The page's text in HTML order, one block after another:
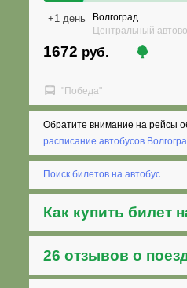
+1 день
Волгоград
Центральный
1672 руб.
"Победа"
Обратите внимание на рейсы
расписание автобусов
Поиск билетов на автобус.
Как купить билет
26 отзывов о